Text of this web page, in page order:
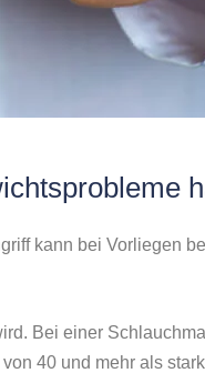
kann bei Vorliegen
Bei einer
40 und mehr als